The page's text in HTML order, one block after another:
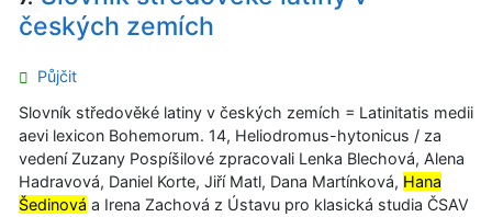
českých zemích
Půjčit
Slovník středověké latiny v českých zemích = Latinitatis medii
aevi lexicon Bohemorum. 14, Heliodromus-hytonicus / za
vedení Zuzany Pospíšilové zpracovali Lenka Blechová, Alena
Hadravová, Daniel Korte, Jiří Matl, Dana Martínková, Hana
Šedinová a Irena Zachová z Ústavu pro klasická studia ČSAV